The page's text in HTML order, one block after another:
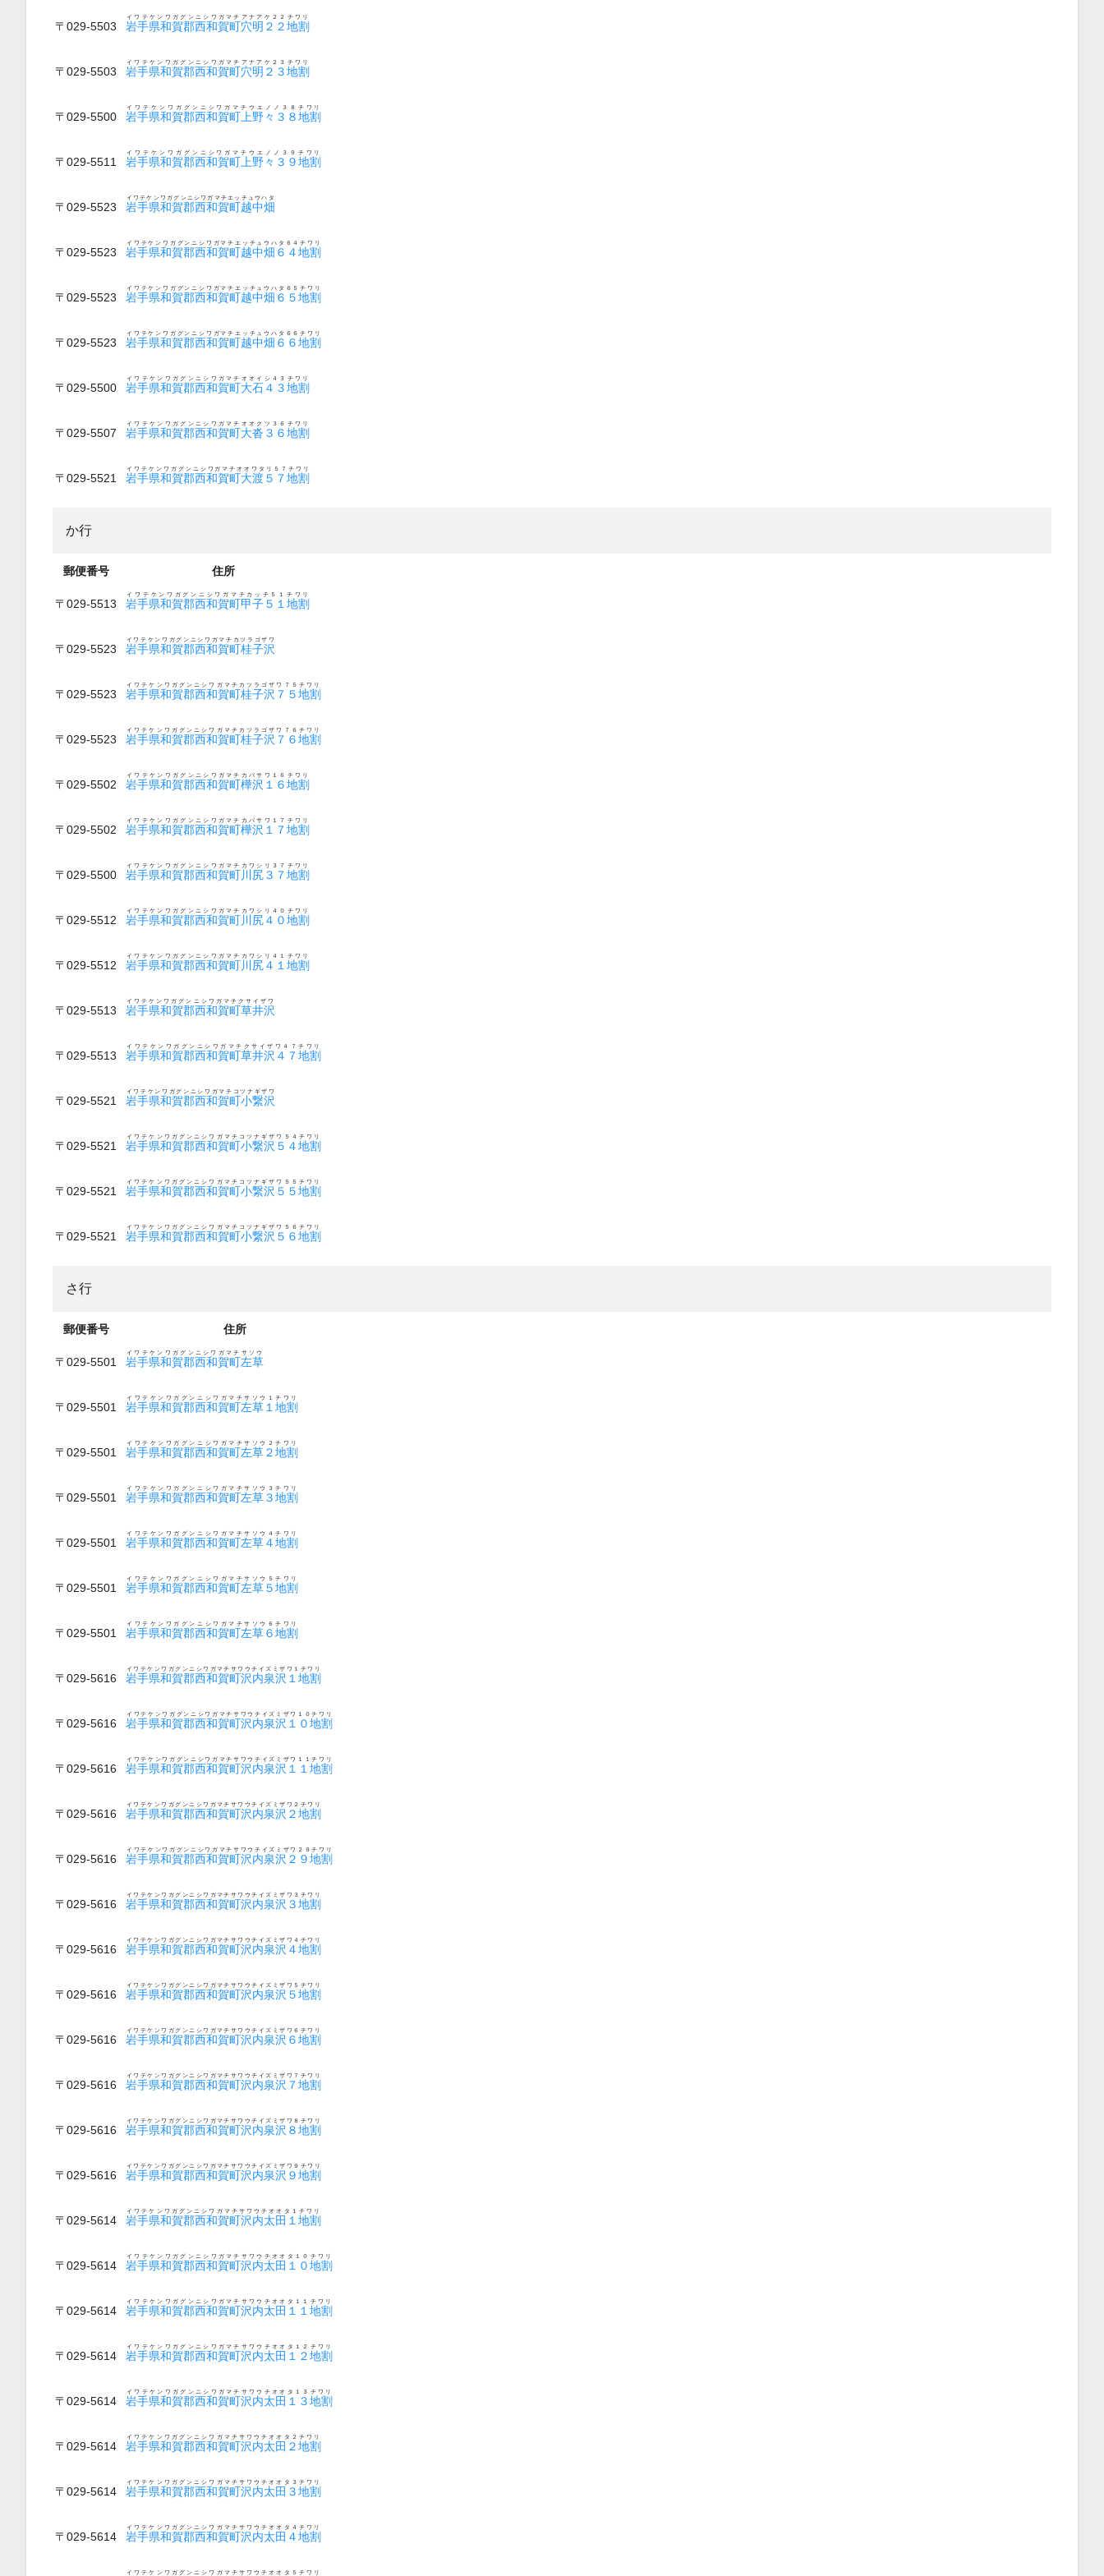
〒029-5503 岩手県和賀郡西和賀町穴明２２地割
イワテケンワガグンニシワガマチアナアケ２２チワリ
〒029-5503 岩手県和賀郡西和賀町穴明２３地割
イワテケンワガグンニシワガマチアナアケ２３チワリ
〒029-5500 岩手県和賀郡西和賀町上野々３８地割
イワテケンワガグンニシワガマチウエノノ３８チワリ
〒029-5511 岩手県和賀郡西和賀町上野々３９地割
イワテケンワガグンニシワガマチウエノノ３９チワリ
〒029-5523 岩手県和賀郡西和賀町越中畑
イワテケンワガグンニシワガマチエッチュウハタ
〒029-5523 岩手県和賀郡西和賀町越中畑６４地割
イワテケンワガグンニシワガマチエッチュウハタ６４チワリ
〒029-5523 岩手県和賀郡西和賀町越中畑６５地割
イワテケンワガグンニシワガマチエッチュウハタ６５チワリ
〒029-5523 岩手県和賀郡西和賀町越中畑６６地割
イワテケンワガグンニシワガマチエッチュウハタ６６チワリ
〒029-5500 岩手県和賀郡西和賀町大石４３地割
イワテケンワガグンニシワガマチオオイシ４３チワリ
〒029-5507 岩手県和賀郡西和賀町大沓３６地割
イワテケンワガグンニシワガマチオオクツ３６チワリ
〒029-5521 岩手県和賀郡西和賀町大渡５７地割
イワテケンワガグンニシワガマチオオワタリ５７チワリ
か行
郵便番号 住所
〒029-5513 岩手県和賀郡西和賀町甲子５１地割
イワテケンワガグンニシワガマチカッチ５１チワリ
〒029-5523 岩手県和賀郡西和賀町桂子沢
イワテケンワガグンニシワガマチカツラゴザワ
〒029-5523 岩手県和賀郡西和賀町桂子沢７５地割
イワテケンワガグンニシワガマチカツラゴザワ７５チワリ
〒029-5523 岩手県和賀郡西和賀町桂子沢７６地割
イワテケンワガグンニシワガマチカツラゴザワ７６チワリ
〒029-5502 岩手県和賀郡西和賀町樺沢１６地割
イワテケンワガグンニシワガマチカバサワ１６チワリ
〒029-5502 岩手県和賀郡西和賀町樺沢１７地割
イワテケンワガグンニシワガマチカバサワ１７チワリ
〒029-5500 岩手県和賀郡西和賀町川尻３７地割
イワテケンワガグンニシワガマチカワシリ３７チワリ
〒029-5512 岩手県和賀郡西和賀町川尻４０地割
イワテケンワガグンニシワガマチカワシリ４０チワリ
〒029-5512 岩手県和賀郡西和賀町川尻４１地割
イワテケンワガグンニシワガマチカワシリ４１チワリ
〒029-5513 岩手県和賀郡西和賀町草井沢
イワテケンワガグンニシワガマチクサイザワ
〒029-5513 岩手県和賀郡西和賀町草井沢４７地割
イワテケンワガグンニシワガマチクサイザワ４７チワリ
〒029-5521 岩手県和賀郡西和賀町小繋沢
イワテケンワガグンニシワガマチコツナギザワ
〒029-5521 岩手県和賀郡西和賀町小繋沢５４地割
イワテケンワガグンニシワガマチコツナギザワ５４チワリ
〒029-5521 岩手県和賀郡西和賀町小繋沢５５地割
イワテケンワガグンニシワガマチコツナギザワ５５チワリ
〒029-5521 岩手県和賀郡西和賀町小繋沢５６地割
イワテケンワガグンニシワガマチコツナギザワ５６チワリ
さ行
郵便番号 住所
〒029-5501 岩手県和賀郡西和賀町左草
イワテケンワガグンニシワガマチサソウ
〒029-5501 岩手県和賀郡西和賀町左草１地割
イワテケンワガグンニシワガマチサソウ１チワリ
〒029-5501 岩手県和賀郡西和賀町左草２地割
イワテケンワガグンニシワガマチサソウ２チワリ
〒029-5501 岩手県和賀郡西和賀町左草３地割
イワテケンワガグンニシワガマチサソウ３チワリ
〒029-5501 岩手県和賀郡西和賀町左草４地割
イワテケンワガグンニシワガマチサソウ４チワリ
〒029-5501 岩手県和賀郡西和賀町左草５地割
イワテケンワガグンニシワガマチサソウ５チワリ
〒029-5501 岩手県和賀郡西和賀町左草６地割
イワテケンワガグンニシワガマチサソウ６チワリ
〒029-5616 岩手県和賀郡西和賀町沢内泉沢１地割
イワテケンワガグンニシワガマチサワウチイズミザワ１チワリ
〒029-5616 岩手県和賀郡西和賀町沢内泉沢１０地割
イワテケンワガグンニシワガマチサワウチイズミザワ１０チワリ
〒029-5616 岩手県和賀郡西和賀町沢内泉沢１１地割
イワテケンワガグンニシワガマチサワウチイズミザワ１１チワリ
〒029-5616 岩手県和賀郡西和賀町沢内泉沢２地割
イワテケンワガグンニシワガマチサワウチイズミザワ２チワリ
〒029-5616 岩手県和賀郡西和賀町沢内泉沢２９地割
イワテケンワガグンニシワガマチサワウチイズミザワ２９チワリ
〒029-5616 岩手県和賀郡西和賀町沢内泉沢３地割
イワテケンワガグンニシワガマチサワウチイズミザワ３チワリ
〒029-5616 岩手県和賀郡西和賀町沢内泉沢４地割
イワテケンワガグンニシワガマチサワウチイズミザワ４チワリ
〒029-5616 岩手県和賀郡西和賀町沢内泉沢５地割
イワテケンワガグンニシワガマチサワウチイズミザワ５チワリ
〒029-5616 岩手県和賀郡西和賀町沢内泉沢６地割
イワテケンワガグンニシワガマチサワウチイズミザワ６チワリ
〒029-5616 岩手県和賀郡西和賀町沢内泉沢７地割
イワテケンワガグンニシワガマチサワウチイズミザワ７チワリ
〒029-5616 岩手県和賀郡西和賀町沢内泉沢８地割
イワテケンワガグンニシワガマチサワウチイズミザワ８チワリ
〒029-5616 岩手県和賀郡西和賀町沢内泉沢９地割
イワテケンワガグンニシワガマチサワウチイズミザワ９チワリ
〒029-5614 岩手県和賀郡西和賀町沢内太田１地割
イワテケンワガグンニシワガマチサワウチオオタ１チワリ
〒029-5614 岩手県和賀郡西和賀町沢内太田１０地割
イワテケンワガグンニシワガマチサワウチオオタ１０チワリ
〒029-5614 岩手県和賀郡西和賀町沢内太田１１地割
イワテケンワガグンニシワガマチサワウチオオタ１１チワリ
〒029-5614 岩手県和賀郡西和賀町沢内太田１２地割
イワテケンワガグンニシワガマチサワウチオオタ１２チワリ
〒029-5614 岩手県和賀郡西和賀町沢内太田１３地割
イワテケンワガグンニシワガマチサワウチオオタ１３チワリ
〒029-5614 岩手県和賀郡西和賀町沢内太田２地割
イワテケンワガグンニシワガマチサワウチオオタ２チワリ
〒029-5614 岩手県和賀郡西和賀町沢内太田３地割
イワテケンワガグンニシワガマチサワウチオオタ３チワリ
〒029-5614 岩手県和賀郡西和賀町沢内太田４地割
イワテケンワガグンニシワガマチサワウチオオタ４チワリ
イワテケンワガグンニシワガマチサワウチオオタ５チワリ